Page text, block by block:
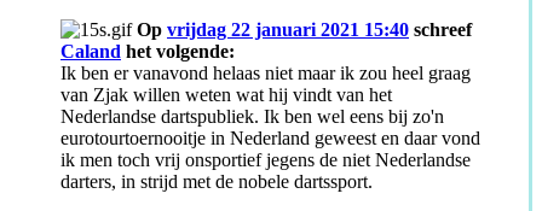
Op vrijdag 22 januari 2021 15:40 schreef
Caland het volgende:
Ik ben er vanavond helaas niet maar ik zou heel graag
van Zjak willen weten wat hij vindt van het
Nederlandse dartspubliek. Ik ben wel eens bij zo'n
eurotourtoernooitje in Nederland geweest en daar vond
ik men toch vrij onsportief jegens de niet Nederlandse
darters, in strijd met de nobele dartssport.